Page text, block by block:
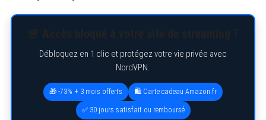
Débloquez en 1 clic et protégez votre vie privée avec
NordVPN.
🎁 -73% + 3 mois offerts 🛍️ Carte cadeau Amazon.fr
✅ 30 jours satisfait ou remboursé